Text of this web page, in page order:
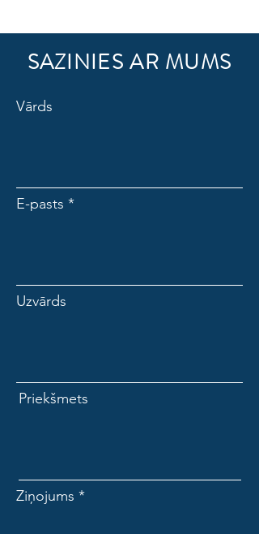
SAZINIES AR MUMS
Vārds
E-pasts
Uzvārds
Priekšmets
Ziņojums